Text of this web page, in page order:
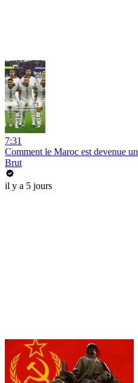
7:31
Comment le Maroc est devenue
Brut
il y a 5 jours